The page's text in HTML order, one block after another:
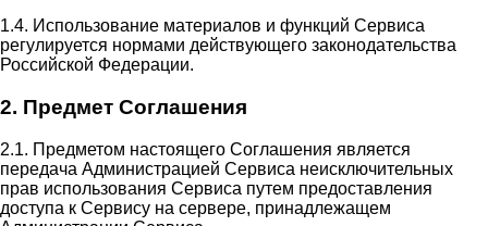
1.4. Использование материалов и функций Сервиса
регулируется нормами действующего законодательства
Российской Федерации.
2. Предмет Соглашения
2.1. Предметом настоящего Соглашения является
передача Администрацией Сервиса неисключительных
прав использования Сервиса путем предоставления
доступа к Сервису на сервере, принадлежащем